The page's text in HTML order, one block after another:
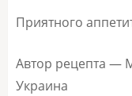
Приятного
Автор рецепта —
Украина